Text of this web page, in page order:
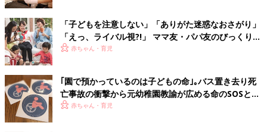
「子どもを注意しない」「ありがた迷惑なおさがり」
「えっ、ライバル視?!」 ママ友・パパ友のびっくりエ
ピソード
赤ちゃん・育児
｢園で預かっているのは子どもの命｣｡バス置き去り死
亡事故の衝撃から元幼稚園教諭が広める命のSOSと
は？赤ちゃん・育児